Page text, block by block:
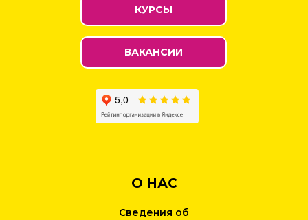
О НАС
ВАКАНСИИ
КУРСЫ
Сведения об